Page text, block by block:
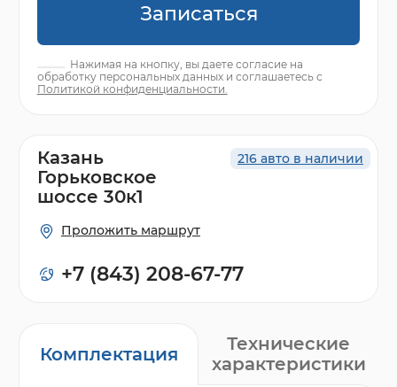
Записаться
Нажимая на кнопку, вы даете согласие на
обработку персональных данных и соглашаетесь с
Политикой конфиденциальности.
Комплектация
Технические
характеристики
216 авто в наличии
Казань
Горьковское
шоссе 30к1
Проложить маршрут
+7 (843) 208-67-77